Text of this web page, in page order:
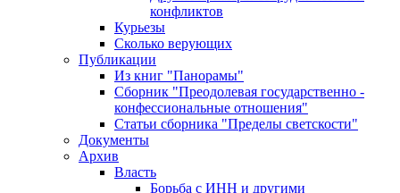
конфликтов
Курьезы
Сколько верующих
Публикации
Из книг "Панорамы"
Сборник "Преодолевая государственно -
конфессиональные отношения"
Статьи сборника "Пределы светскости"
Документы
Архив
Власть
Борьба с ИНН и другими